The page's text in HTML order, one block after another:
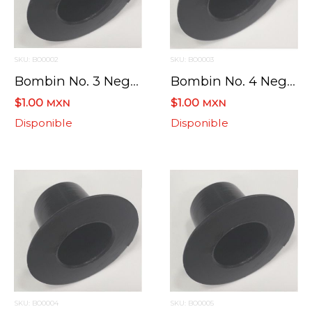
SKU: BO0002
Bombin No. 3 Negro
$1.00 MXN
Disponible
SKU: BO0003
Bombin No. 4 Negro
$1.00 MXN
Disponible
SKU: BO0004 SKU: BO0005